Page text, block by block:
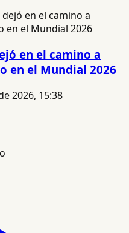
en el camino a
en el Mundial 2026
2026, 15:38